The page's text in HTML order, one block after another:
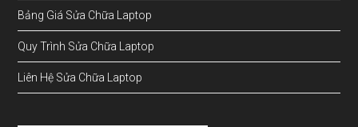
Bảng Giá Sửa Chữa Laptop
Quy Trình Sửa Chữa Laptop
Liên Hệ Sửa Chữa Laptop